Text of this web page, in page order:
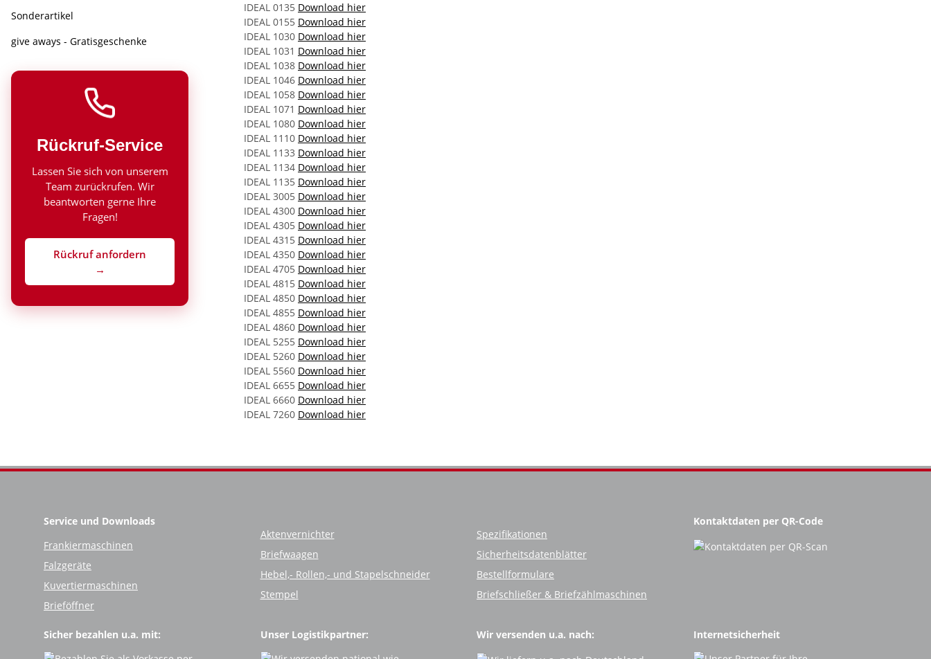
IDEAL 0135 Download hier
IDEAL 0155 Download hier
IDEAL 1030 Download hier
IDEAL 1031 Download hier
IDEAL 1038 Download hier
IDEAL 1046 Download hier
IDEAL 1058 Download hier
IDEAL 1071 Download hier
IDEAL 1080 Download hier
IDEAL 1110 Download hier
IDEAL 1133 Download hier
IDEAL 1134 Download hier
IDEAL 1135 Download hier
IDEAL 3005 Download hier
IDEAL 4300 Download hier
IDEAL 4305 Download hier
IDEAL 4315 Download hier
IDEAL 4350 Download hier
IDEAL 4705 Download hier
IDEAL 4815 Download hier
IDEAL 4850 Download hier
IDEAL 4855 Download hier
IDEAL 4860 Download hier
IDEAL 5255 Download hier
IDEAL 5260 Download hier
IDEAL 5560 Download hier
IDEAL 6655 Download hier
IDEAL 6660 Download hier
IDEAL 7260 Download hier
Sonderartikel
give aways - Gratisgeschenke
Rückruf-Service
Lassen Sie sich von unserem
Team zurückrufen. Wir
beantworten gerne Ihre
Fragen!
Rückruf anfordern
→
Service und Downloads
Frankiermaschinen
Falzgeräte
Kuvertiermaschinen
Brieföffner
Aktenvernichter
Briefwaagen
Hebel,- Rollen,- und Stapelschneider
Stempel
Spezifikationen
Sicherheitsdatenblätter
Bestellformulare
Briefschließer & Briefzählmaschinen
Kontaktdaten per QR-Code
Sicher bezahlen u.a. mit: Unser Logistikpartner: Wir versenden u.a. nach: Internetsicherheit